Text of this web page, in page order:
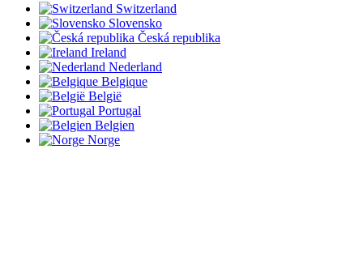
Switzerland
Slovensko
Česká republika
Ireland
Nederland
Belgique
België
Portugal
Belgien
Norge